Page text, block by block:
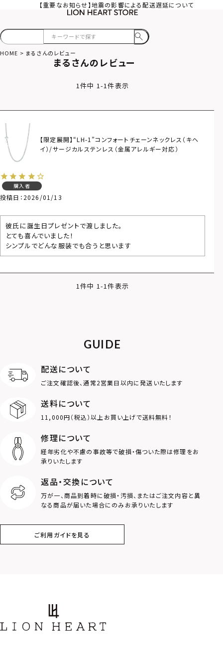
【重要なお知らせ】地震の影響による配送遅延について
HOME まるさんのレビュー
まるさんのレビュー
1件中 1-1件表示
【限定展開】“LH-1”コンフォートチェーンネックレス（キヘ
イ）/サージカルステンレス（金属アレルギー対応）
購入者
投稿日 2026/01/13
彼氏に誕生日プレゼントで渡しました。
とても喜んでいました！
シンプルでどんな服装でも合うと思います
1件中 1-1件表示
GUIDE
配送について
ご注文確認後、通常2営業日以内に発送いたします
送料について
11,000円（税込）以上お買い上げで送料無料！
修理について
経年劣化や不慮の事故等で破損・傷ついた際は修理をお
承りいたします
返品・交換について
万が一、商品到着時に破損・汚損、またはご注文内容と異
なる商品が届いた場合にのみお承りいたします
ご利用ガイドを見る